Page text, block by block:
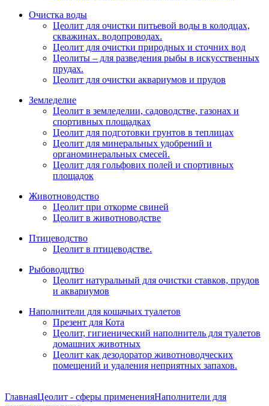
Очистка воды
Цеолит для очистки питьевой воды в колодцах,
скважинах. водопроводах.
Цеолит для очистки природных и сточних вод
Цеолиты – для разведения рыбы в искусственных
прудах.
Цеолит для очистки аквариумов и прудов
Земледелие
Цеолит в земледелии, садоводстве, газонах и
спортивных площадках
Цеолит для подготовки грунтов в теплицах
Цеолит для минеральных удобрений и
органоминеральных смесей.
Цеолит для гольфових полей и спортивных
площадок
Животноводство
Цеолит при откорме свиней
Цеолит в животноводстве
Птицеводство
Цеолит в птицеводстве.
Рыбоводцтво
Цеолит натуральный для очистки ставков, прудов
и аквариумов
Наполнители для кошачьих туалетов
Презент для Кота
Цеолит, гигиенический наполнитель для туалетов
домашних животных
Цеолит как дезодоратор животноводческих
помещений и удаления неприятных запахов.
ГлавнаяЦеолит - сферы примененияНаполнители для